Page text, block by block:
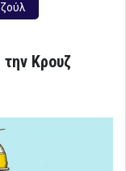
την Κρουζ